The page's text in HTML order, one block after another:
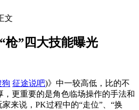
文
枪”四大技能曝光
狗 征途说吧)》中一较高低，比的不
更重要的是角色临场操作的手法和
来说，PK过程中的“走位”、“换